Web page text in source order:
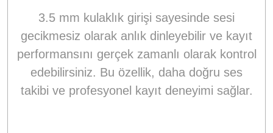
3.5 mm kulaklık girişi sayesinde sesi
gecikmesiz olarak anlık dinleyebilir ve kayıt
performansını gerçek zamanlı olarak kontrol
edebilirsiniz. Bu özellik, daha doğru ses
takibi ve profesyonel kayıt deneyimi sağlar.